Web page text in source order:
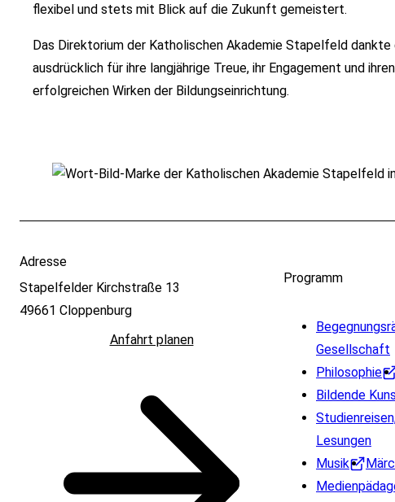
flexibel und stets mit Blick auf die Zukunft gemeistert.
Das Direktorium der Katholischen Akademie Stapelfeld
ausdrücklich für ihre langjährige Treue, ihr Engagement und
erfolgreichen Wirken der Bildungseinrichtung.
Adresse
Stapelfelder Kirchstraße 13
49661 Cloppenburg
Anfahrt planen
Programm
Gesellschaft
Philosophie
Bildende
Lesungen
Musik